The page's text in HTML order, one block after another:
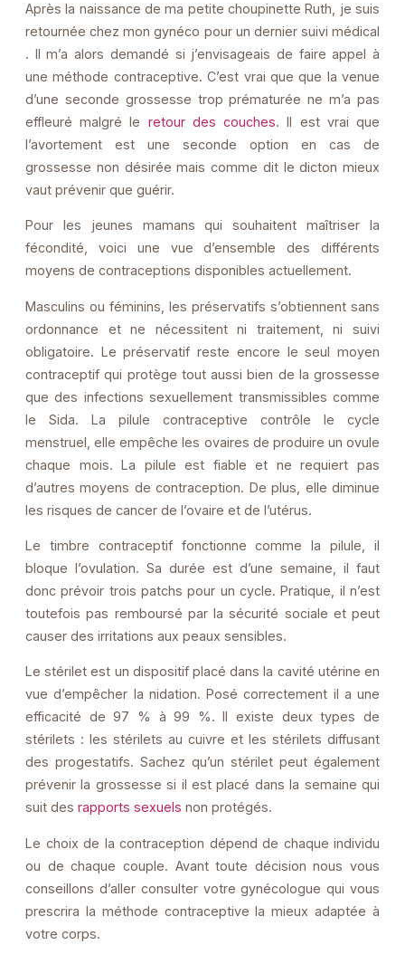
Après la naissance de ma petite choupinette Ruth, je suis
retournée chez mon gynéco pour un dernier suivi médical
. Il m’a alors demandé si j’envisageais de faire appel à
une méthode contraceptive. C’est vrai que que la venue
d’une seconde grossesse trop prématurée ne m’a pas
effleuré malgré le retour des couches. ll est vrai que
l’avortement est une seconde option en cas de
grossesse non désirée mais comme dit le dicton mieux
vaut prévenir que guérir.
Pour les jeunes mamans qui souhaitent maîtriser la
fécondité, voici une vue d’ensemble des différents
moyens de contraceptions disponibles actuellement.
Masculins ou féminins, les préservatifs s’obtiennent sans
ordonnance et ne nécessitent ni traitement, ni suivi
obligatoire. Le préservatif reste encore le seul moyen
contraceptif qui protège tout aussi bien de la grossesse
que des infections sexuellement transmissibles comme
le Sida. La pilule contraceptive contrôle le cycle
menstruel, elle empêche les ovaires de produire un ovule
chaque mois. La pilule est fiable et ne requiert pas
d’autres moyens de contraception. De plus, elle diminue
les risques de cancer de l’ovaire et de l’utérus.
Le timbre contraceptif fonctionne comme la pilule, il
bloque l’ovulation. Sa durée est d’une semaine, il faut
donc prévoir trois patchs pour un cycle. Pratique, il n’est
toutefois pas remboursé par la sécurité sociale et peut
causer des irritations aux peaux sensibles.
Le stérilet est un dispositif placé dans la cavité utérine en
vue d’empêcher la nidation. Posé correctement il a une
efficacité de 97 % à 99 %. Il existe deux types de
stérilets : les stérilets au cuivre et les stérilets diffusant
des progestatifs. Sachez qu’un stérilet peut également
prévenir la grossesse si il est placé dans la semaine qui
suit des rapports sexuels non protégés.
Le choix de la contraception dépend de chaque individu
ou de chaque couple. Avant toute décision nous vous
conseillons d’aller consulter votre gynécologue qui vous
prescrira la méthode contraceptive la mieux adaptée à
votre corps.